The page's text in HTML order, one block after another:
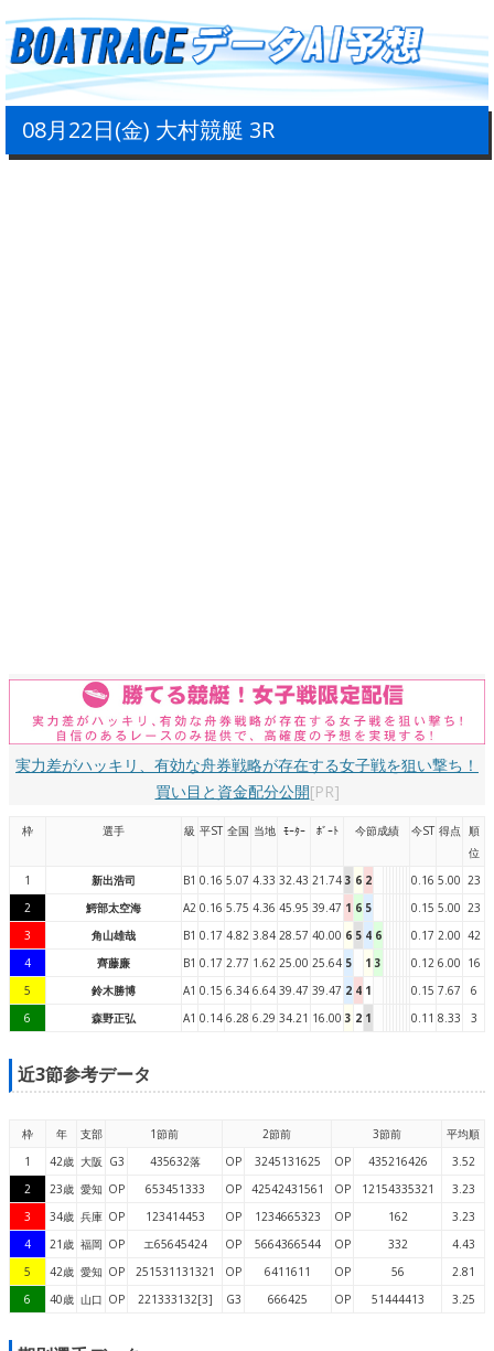
08月22日(金) 大村競艇 3R
実力差がハッキリ、有効な舟券戦略が存在する女子戦を狙い撃ち！
買い目と資金配分公開[PR]
枠 選手 級 平ST 全国 当地 ﾓｰﾀｰ ﾎﾞｰﾄ 今節成績 今ST 得点 順
位
1
新出浩司 B1 0.16 5.07 4.33 32.43 21.74 3 6 2 0.16 5.00 23
2
鰐部太空海 A2 0.16 5.75 4.36 45.95 39.47 1 6 5 0.15 5.00 23
3
角山雄哉 B1 0.17 4.82 3.84 28.57 40.00 6 5 4 6 0.17 2.00 42
4
齊藤廉 B1 0.17 2.77 1.62 25.00 25.64 5 1 3 0.12 6.00 16
5
鈴木勝博 A1 0.15 6.34 6.64 39.47 39.47 2 4 1 0.15 7.67
6
6
森野正弘 A1 0.14 6.28 6.29 34.21 16.00 3 2 1 0.11 8.33 3
近3節参考データ
枠 年 支部 1節前 2節前 3節前
平均順
1
42歳 大阪 G3 435632落 OP 3245131625 OP 435216426
3.52
2
23歳 愛知 OP 653451333 OP 42542431561 OP 12154335321
3.23
3
34歳 兵庫 OP 123414453 OP 1234665323 OP 162
3.23
4
21歳 福岡 OP エ65645424 OP 5664366544 OP 332
4.43
5
42歳 愛知 OP 251531131321 OP 6411611 OP 56
2.81
6
40歳 山口 OP 221333132[3] G3 666425 OP 51444413 3.25